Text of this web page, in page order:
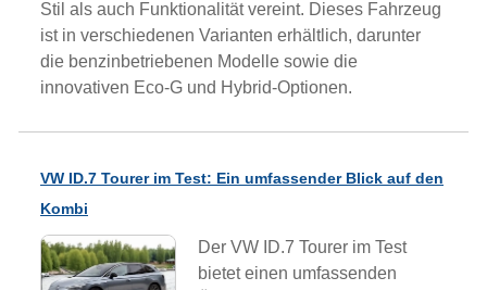
Stil als auch Funktionalität vereint. Dieses Fahrzeug
ist in verschiedenen Varianten erhältlich, darunter
die benzinbetriebenen Modelle sowie die
innovativen Eco-G und Hybrid-Optionen.
VW ID.7 Tourer im Test: Ein umfassender Blick auf den
Kombi
Der VW ID.7 Tourer im Test
bietet einen umfassenden